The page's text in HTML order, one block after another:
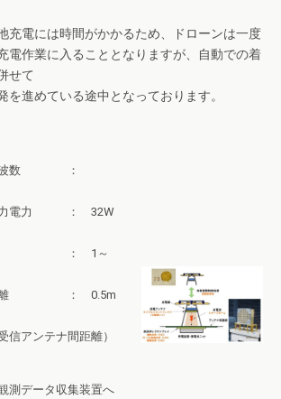
間がかかるため、ドローンは一度
電作業に入ることとなりますが、自動での着
せて
る途中となっております。
波数 ：
電力 ： 32W
： 1～
離 ： 0.5m
テナ間距離）
データ収集装置へ